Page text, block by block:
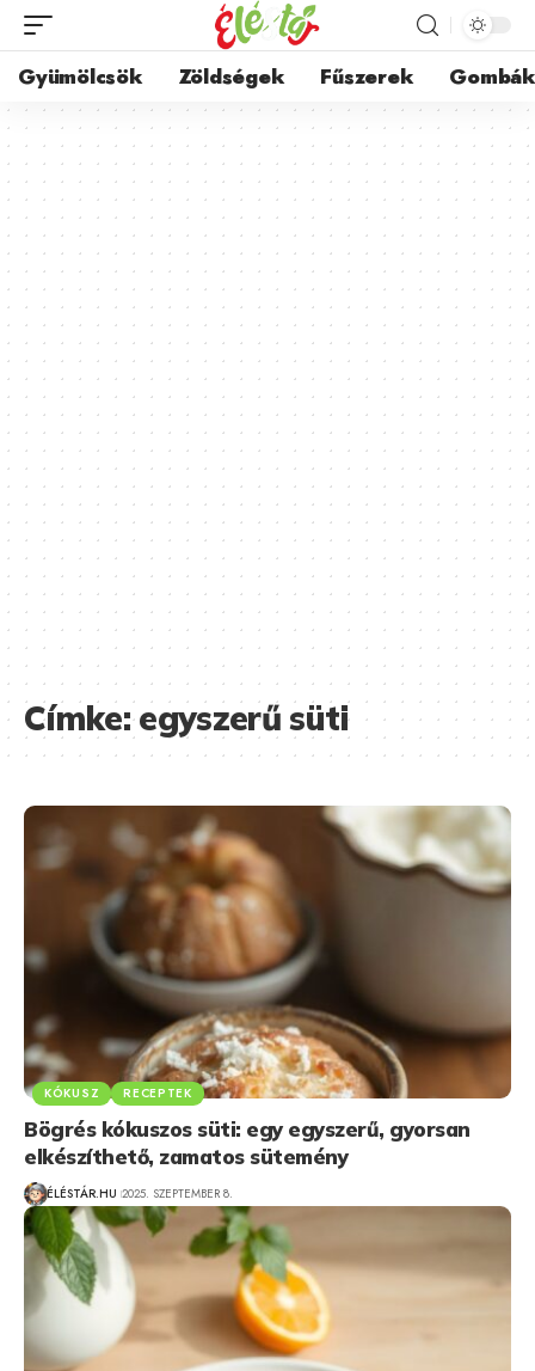
Gyümölcsök Zöldségek Fűszerek Gombák
Címke:egyszerű süti
KÓKUSZ RECEPTEK
Bögrés kókuszos süti: egy egyszerű, gyorsan
elkészíthető, zamatos sütemény
ÉLÉSTÁR.HU 2025. SZEPTEMBER 8.